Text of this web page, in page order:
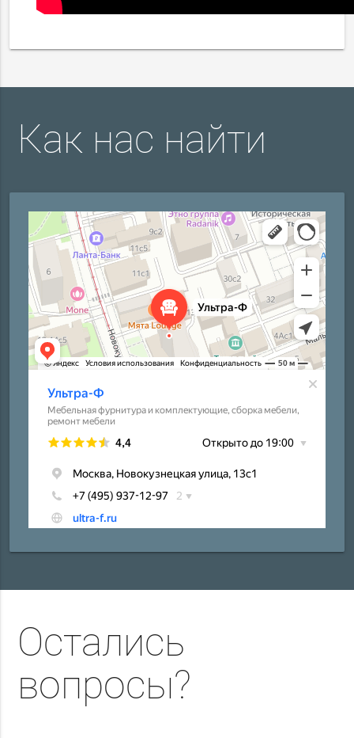
Как нас найти
Остались
вопросы?